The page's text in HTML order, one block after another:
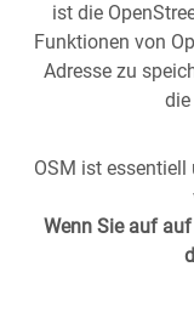
ist die
Funktionen von
Adresse zu
OSM ist essentiell
Wenn Sie auf